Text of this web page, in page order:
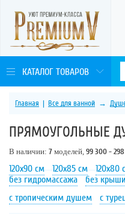
КАТАЛОГ ТОВАРОВ
Главная | Все для ванной →
ПРЯМОУГОЛЬНЫЕ
В наличии: 7 моделей, 99 300 -
120х90 см 120х85 см 120х80
без гидромассажа
без
с тропическим душем
с